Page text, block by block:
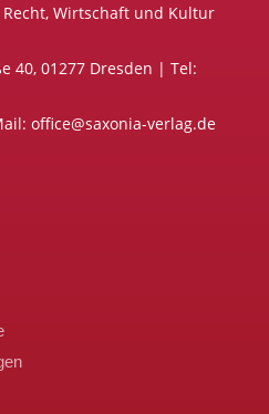
Recht, Wirtschaft und Kultur
40, 01277 Dresden | Tel:
office@saxonia-verlag.de